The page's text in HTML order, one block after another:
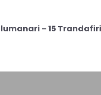
– 15 Trandafiri